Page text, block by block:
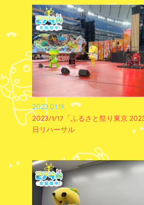
2023.01.19
2023/1/17「ふるさと祭り東京
日リハーサル